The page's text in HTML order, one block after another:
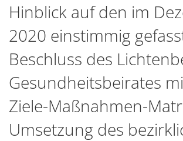
Hinblick auf den im
2020 einstimmig
Beschluss des
Gesundheitsbeirates
Ziele-Maßnahmen-
Umsetzung des